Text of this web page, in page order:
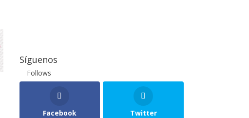
Síguenos
Follows
Facebook
Twitter